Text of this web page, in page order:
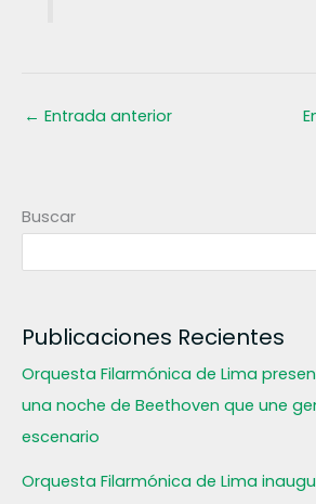
← Entrada anterior
Buscar
Publicaciones Recientes
Orquesta Filarmónica de Lima
una noche de Beethoven que une
escenario
Orquesta Filarmónica de Lima